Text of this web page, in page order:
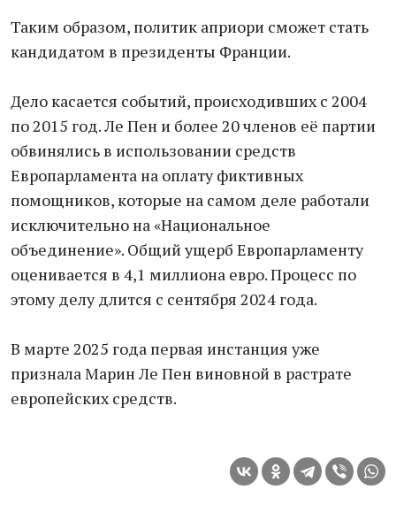
Таким образом, политик априори сможет стать
кандидатом в президенты Франции.
Дело касается событий, происходивших с 2004
по 2015 год. Ле Пен и более 20 членов её партии
обвинялись в использовании средств
Европарламента на оплату фиктивных
помощников, которые на самом деле работали
исключительно на «Национальное
объединение». Общий ущерб Европарламенту
оценивается в 4,1 миллиона евро. Процесс по
этому делу длится с сентября 2024 года.
В марте 2025 года первая инстанция уже
признала Марин Ле Пен виновной в растрате
европейских средств.